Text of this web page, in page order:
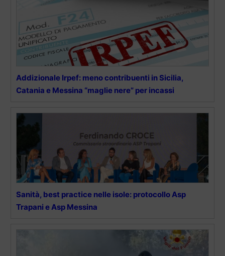
Addizionale Irpef: meno contribuenti in Sicilia,
Catania e Messina “maglie nere” per incassi
Sanità, best practice nelle isole: protocollo Asp
Trapani e Asp Messina